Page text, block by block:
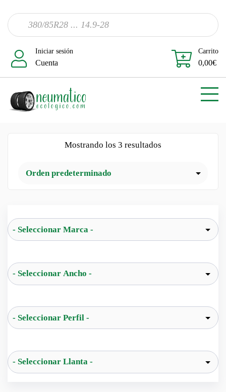
Iniciar sesión
Cuenta
Carrito
0,00€
Mostrando los 3 resultados